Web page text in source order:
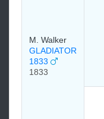
M. Walker
GLADIATOR
1833
1833